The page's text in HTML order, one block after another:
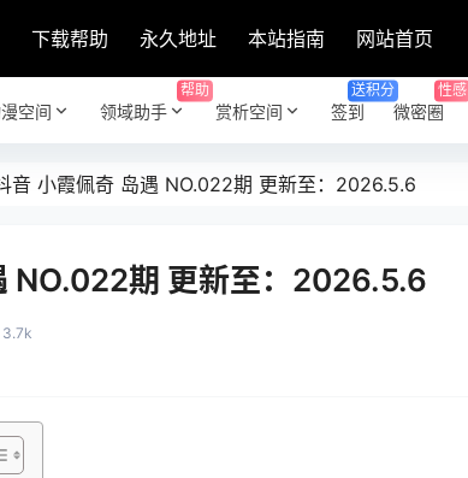
下载帮助 永久地址 本站指南 网站首页
空间 领域助手
帮助
赏析空间 签到
送积分
微密圈
性感
音 小霞佩奇 岛遇 NO.022期 更新至：2026.5.6
NO.022期 更新至：2026.5.6
3.7k